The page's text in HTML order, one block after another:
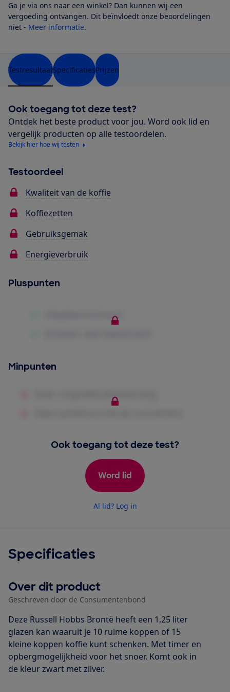
Ga je via ons naar een winkel? Dan kunnen wij een
vergoeding ontvangen. Dit beïnvloedt onze beoordelingen
niet - Meer informatie.
TestresultaatSpecificatiesPrijzen
Ook toegang tot deze test?
Ontdek het beste product voor jou. Word ook lid en
vergelijk producten op alle testoordelen.
Bekijk hier hoe wij testen
Testoordeel
Kwaliteit van de koffie
Koffiezetten
Gebruiksgemak
Energieverbruik
Pluspunten
Minpunten
Ook toegang tot deze test?
Word lid
Al lid? Log in
Specificaties
Over dit product
Geschreven door de Consumentenbond
Deze Russell Hobbs Brontë heeft een 1,25 liter
glazen kan waaruit je 10 ruime koppen of 15
kleine koppen koffie kunt schenken. Met timer en
opbergmogelijkheid voor het snoer. Komt ook in
de kleur zwart met zilver.